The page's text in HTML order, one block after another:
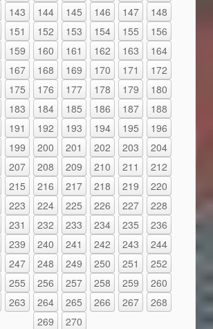
143 144 145 146 147
148
151 152 153 154 155
156
159 160 161 162 163
164
167 168 169 170 171
172
175 176 177 178 179
180
183 184 185 186 187
188
191 192 193 194 195
196
199 200 201 202 203
204
207 208 209 210 211
212
215 216 217 218 219
220
223 224 225 226 227
228
231 232 233 234 235
236
239 240 241 242 243
244
247 248 249 250 251
252
255 256 257 258 259
260
263 264 265 266 267
268
269
270